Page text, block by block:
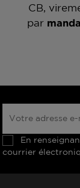
CB,
par
En
courrier